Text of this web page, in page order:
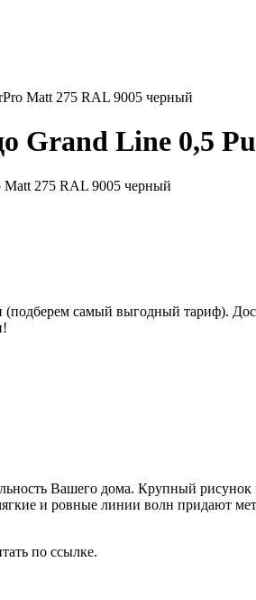
Matt 275 RAL 9005 черный
Grand Line 0,5
(подберем самый выгодный тариф).
Вашего дома. Крупный
и ровные линии волн придают
по ссылке.